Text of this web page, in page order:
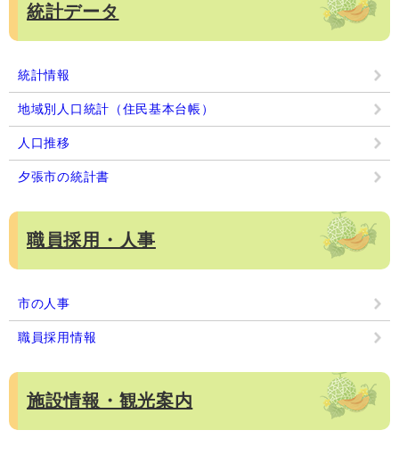
統計データ
統計情報
地域別人口統計（住民基本台帳）
人口推移
夕張市の統計書
職員採用・人事
市の人事
職員採用情報
施設情報・観光案内